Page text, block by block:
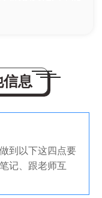
信息
到以下这四点要
记、跟老师互